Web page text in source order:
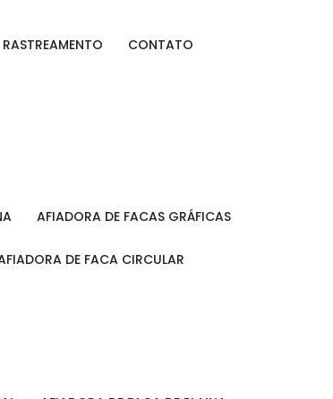
RASTREAMENTO CONTATO
AFIADORA DE FACAS GRÁFICAS
AFIADORA DE FACA CIRCULAR